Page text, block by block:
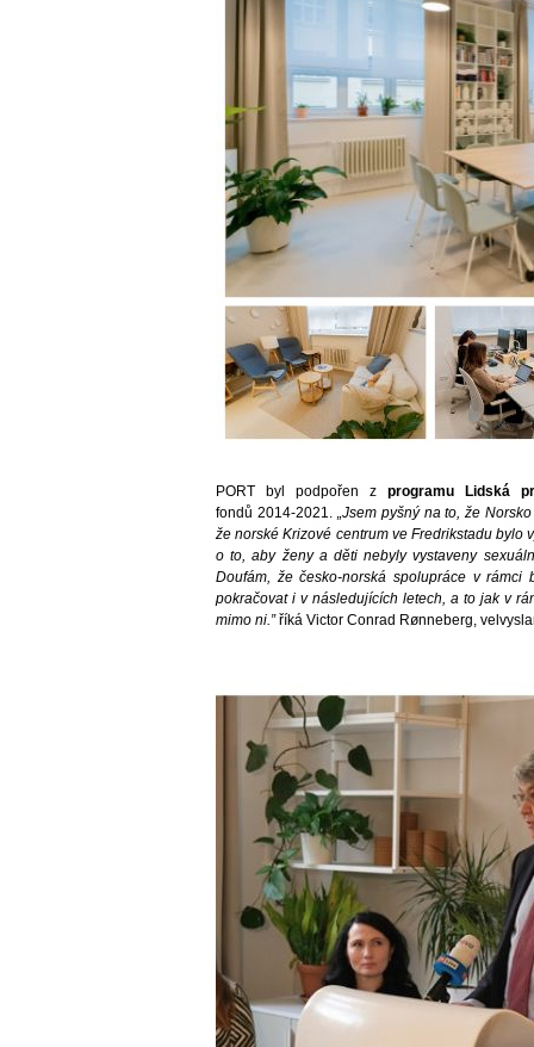
PORT byl podpořen zprogramu Lidská
fondů 2014-2021. „Jsem pyšný na to, že
že norské Krizové centrum ve Fredrikstadu bylo
o to, aby ženy a děti nebyly vystaveny
Doufám, že česko-norská spolupráce v
pokračovat i v následujících letech, a to jak v
mimo ni.”říká Victor Conrad Rønneberg,